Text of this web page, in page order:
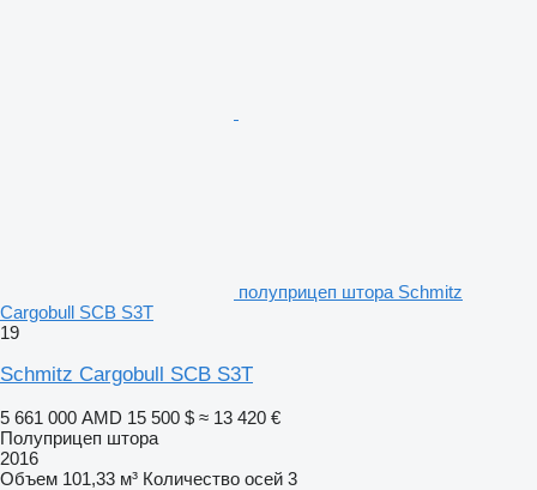
полуприцеп штора Schmitz
Cargobull SCB S3T
19
Schmitz Cargobull SCB S3T
5 661 000 AMD 15 500 $ ≈ 13 420 €
Полуприцеп штора
2016
Объем 101,33 м³ Количество осей 3